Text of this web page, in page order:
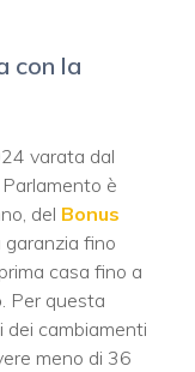
con la
varata dal
è
del Bonus
garanzia fino
casa fino a
. Per questa
dei cambiamenti
meno di 36